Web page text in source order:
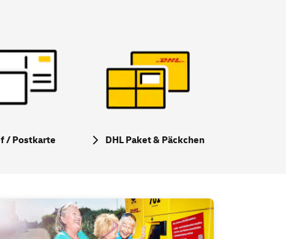
/ Postkarte DHL Paket & Päckchen